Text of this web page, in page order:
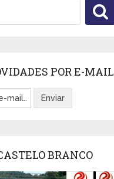
POR E-MAIL
BRANCO